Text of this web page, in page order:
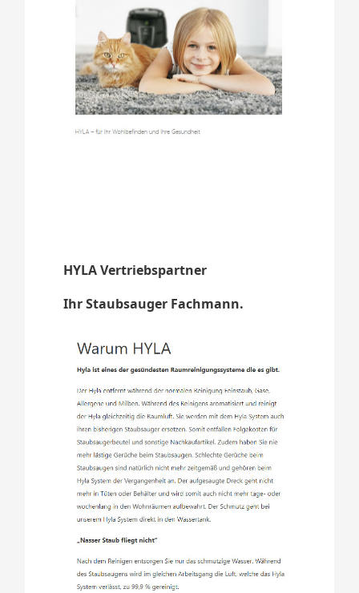
HYLA Vertriebspartner
Ihr Staubsauger Fachmann.